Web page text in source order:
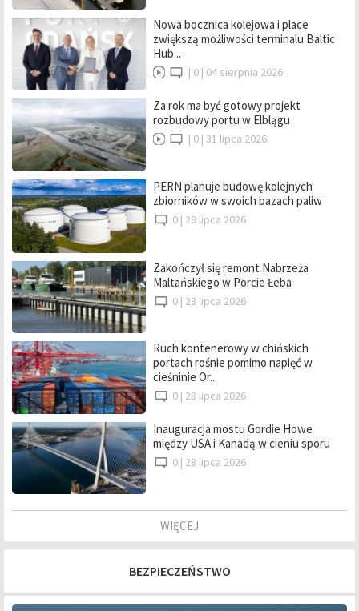
Nowa bocznica kolejowa i place
zwiększą możliwości terminalu Baltic
Hub...
| 0 | 04 sierpnia 2026
Za rok ma być gotowy projekt
rozbudowy portu w Elblągu
| 0 | 31 lipca 2026
PERN planuje budowę kolejnych
zbiorników w swoich bazach paliw
0 | 29 lipca 2026
Zakończył się remont Nabrzeża
Maltańskiego w Porcie Łeba
0 | 28 lipca 2026
Ruch kontenerowy w chińskich
portach rośnie pomimo napięć w
cieśninie Or...
0 | 28 lipca 2026
Inauguracja mostu Gordie Howe
między USA i Kanadą w cieniu sporu
0 | 28 lipca 2026
WIĘCEJ
BEZPIECZEŃSTWO